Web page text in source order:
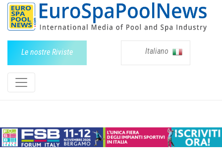
Le nostre Riviste Italiano